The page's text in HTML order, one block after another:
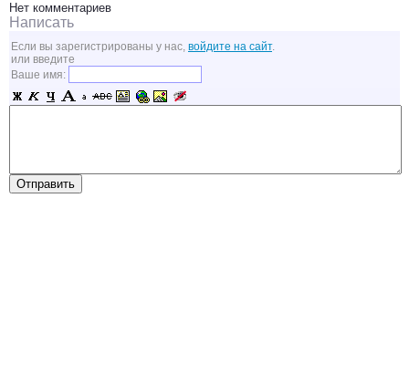
Нет комментариев
Написать
Если вы зарегистрированы у нас, войдите на сайт.
или введите
Ваше имя: